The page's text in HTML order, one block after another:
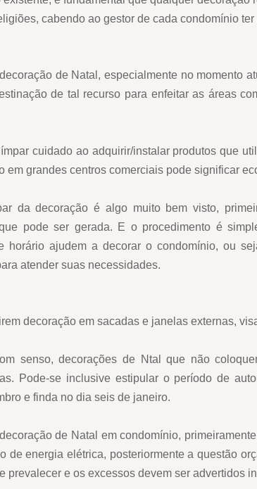
cabendo ao gestor de cada condomínio
de Natal, especialmente no momento
de tal recurso para enfeitar as áreas
cuidado ao adquirir/instalar produtos que
em grandes centros comerciais pode significar
da decoração é algo muito bem visto,
pode ser gerada. E o procedimento é
horário ajudem a decorar o condomínio, ou
atender suas necessidades.
decoração em sacadas e janelas externas,
senso, decorações de Ntal que não
Pode-se inclusive estipular o período de
e finda no dia seis de janeiro.
de Natal em condomínio,
de energia elétrica, posteriormente a questão
prevalecer e os excessos devem ser advertidos